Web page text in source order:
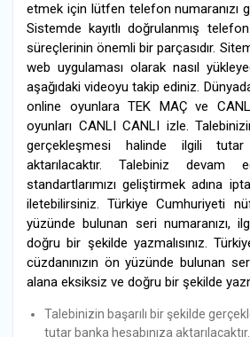
etmek için lütfen telefon numaranızı
Sistemde kayıtlı doğrulanmış
süreçlerinin önemli bir parçasıdır.
web uygulaması olarak nasıl
aşağıdaki videoyu takip ediniz.
online oyunlara TEK MAÇ ve
oyunları CANLI CANLI izle.
gerçekleşmesi halinde ilgili tutar
aktarılacaktır. Talebiniz
standartlarımızı geliştirmek adına
iletebilirsiniz. Türkiye Cumhuriyeti
yüzünde bulunan seri numaranızı,
doğru bir şekilde yazmalısınız.
cüzdanınızın ön yüzünde bulunan
alana eksiksiz ve doğru bir şekilde
Talebinizin başarılı bir şekilde
tutar banka hesabınıza aktarılacaktır.